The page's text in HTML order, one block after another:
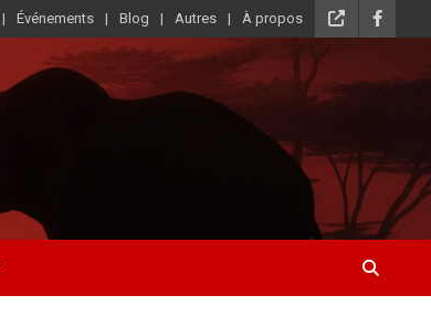
Événements Blog Autres À propos